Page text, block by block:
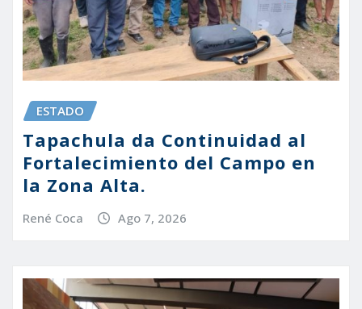
ESTADO
Tapachula da Continuidad al
Fortalecimiento del Campo en
la Zona Alta.
René Coca Ago 7, 2026